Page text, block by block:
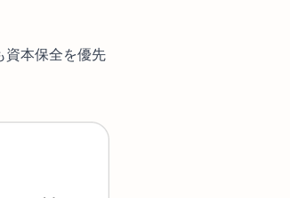
資本保全を優先